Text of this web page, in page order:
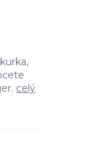
celý